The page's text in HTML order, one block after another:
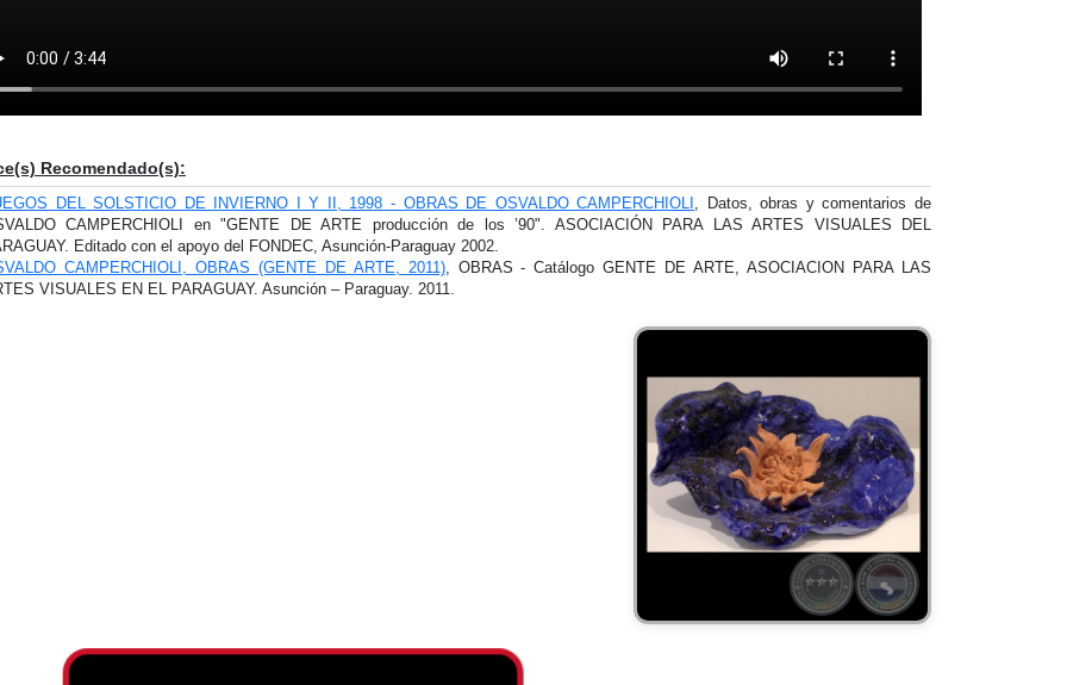
Recomendado(s):
DEL SOLSTICIO DE INVIERNO I Y II, 1998 - OBRAS DE OSVALDO CAMPERCHIOLI , Datos, obras y comentarios de
CAMPERCHIOLI en "GENTE DE ARTE producción de los ’90". ASOCIACIÓN PARA LAS ARTES VISUALES DEL
Editado con el apoyo del FONDEC, Asunción-Paraguay 2002.
CAMPERCHIOLI, OBRAS (GENTE DE ARTE, 2011), OBRAS - Catálogo GENTE DE ARTE, ASOCIACION PARA LAS
VISUALES EN EL PARAGUAY. Asunción – Paraguay. 2011.